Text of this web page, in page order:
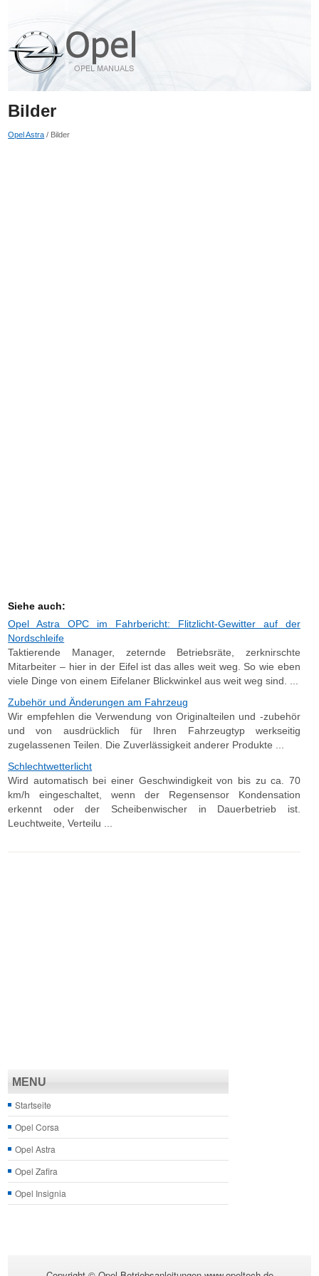
Bilder
Opel Astra / Bilder
Siehe auch:
Opel Astra OPC im Fahrbericht: Flitzlicht-Gewitter auf der
Nordschleife
Taktierende Manager, zeternde Betriebsräte, zerknirschte
Mitarbeiter – hier in der Eifel ist das alles weit weg. So wie eben
viele Dinge von einem Eifelaner Blickwinkel aus weit weg sind. ...
Zubehör und Änderungen am Fahrzeug
Wir empfehlen die Verwendung von Originalteilen und -zubehör
und von ausdrücklich für Ihren Fahrzeugtyp werkseitig
zugelassenen Teilen. Die Zuverlässigkeit anderer Produkte ...
Schlechtwetterlicht
Wird automatisch bei einer Geschwindigkeit von bis zu ca. 70
km/h eingeschaltet, wenn der Regensensor Kondensation
erkennt oder der Scheibenwischer in Dauerbetrieb ist.
Leuchtweite, Verteilu ...
MENU
Startseite
Opel Corsa
Opel Astra
Opel Zafira
Opel Insignia